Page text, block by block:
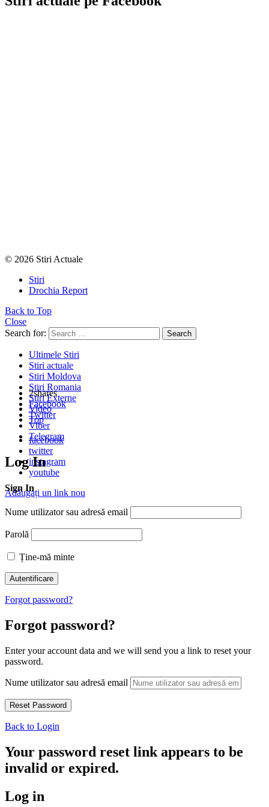
© 2026 Stiri Actuale
Stiri
Drochia Report
Back to Top
Close
Search for:
Search
Ultimele Stiri
Stiri actuale
Stiri Moldova
Stiri Romania
Stiri Externe
Video
Top
facebook
twitter
instagram
youtube
Adăugați un link nou
2shares
Facebook
Twitter
Viber
Telegram
Log In
Sign In
Nume utilizator sau adresă email
Parolă
Ține-mă minte
Forgot password?
Forgot password?
Enter your account data and we will send you a link to reset your
password.
Nume utilizator sau adresă email
Back to Login
Your password reset link appears to be
invalid or expired.
Log in